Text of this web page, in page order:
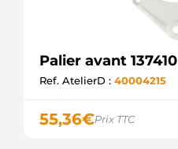
Palier avant 137410
Ref. AtelierD : 40004215
55,36€Prix TTC